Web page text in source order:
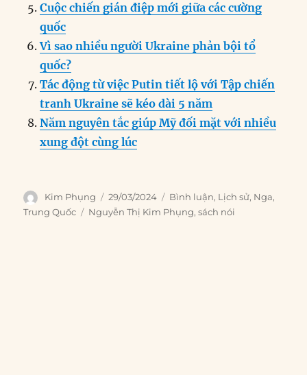
Cuộc chiến gián điệp mới giữa các cường
quốc
Vì sao nhiều người Ukraine phản bội tổ
quốc?
Tác động từ việc Putin tiết lộ với Tập chiến
tranh Ukraine sẽ kéo dài 5 năm
Năm nguyên tắc giúp Mỹ đối mặt với nhiều
xung đột cùng lúc
Author
Kim Phụng
Posted
on
29/03/2024 Categories
Bình luận, Lịch sử, Nga,
Trung Quốc
Tags
Nguyễn Thị Kim Phụng,sách nói